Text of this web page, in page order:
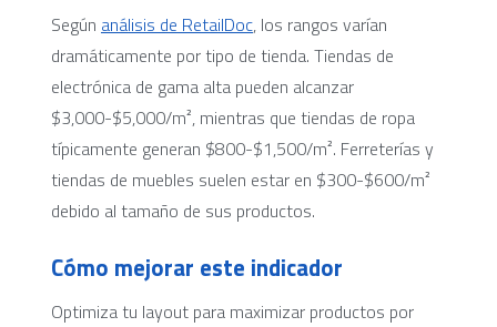
Según análisis de RetailDoc, los rangos varían
dramáticamente por tipo de tienda. Tiendas de
electrónica de gama alta pueden alcanzar
$3,000-$5,000/m², mientras que tiendas de ropa
típicamente generan $800-$1,500/m². Ferreterías y
tiendas de muebles suelen estar en $300-$600/m²
debido al tamaño de sus productos.
Cómo mejorar este indicador
Optimiza tu layout para maximizar productos por